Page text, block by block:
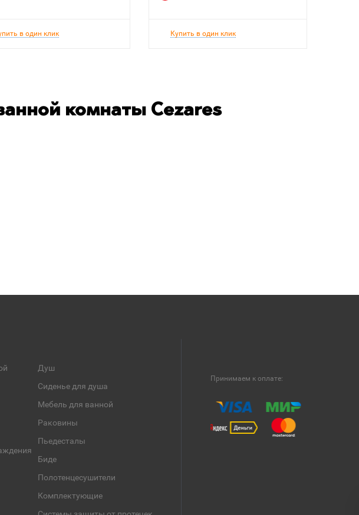
в один клик Купить в один клик
комнаты Cezares
Душ
Сиденье для душа
Мебель для ванной
Раковины
Пьедесталы
Биде
Полотенцесушители
Комплектующие
Принимаем к оплате: